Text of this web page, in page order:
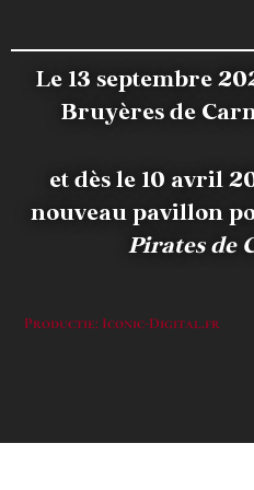
Le 13 septembre
Bruyères de
et dès le 10 avril
nouveau pavillon
Pirates de
Productie: Iconic-Digital.fr